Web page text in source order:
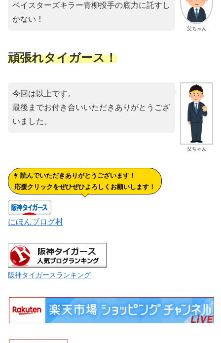
父ちゃん
ベイスターズキラー青柳投手の底力に託すし
かない！
頑張れタイガース！
父ちゃん
今回は以上です。
最後までお付き合いいただきありがとうござ
いました。
読んでいただきありがとうございます！
応援クリックをぜひぜひよろしくお願いします！
にほんブログ村
阪神タイガースランキング